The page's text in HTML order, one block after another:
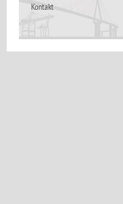
Kontakt